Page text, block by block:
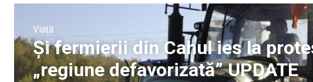
Viață
Și fermierii din Cahul ies la
„regiune defavorizată” UPDATE